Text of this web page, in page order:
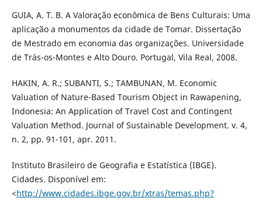
GUIA, A. T. B. A Valoração econômica de Bens Culturais: Uma
aplicação a monumentos da cidade de Tomar. Dissertação
de Mestrado em economia das organizações. Universidade
de Trás-os-Montes e Alto Douro. Portugal, Vila Real, 2008.
HAKIN, A. R.; SUBANTI, S.; TAMBUNAN, M. Economic
Valuation of Nature-Based Tourism Object in Rawapening,
Indonesia: An Application of Travel Cost and Contingent
Valuation Method. Journal of Sustainable Development. v. 4,
n. 2, pp. 91-101, apr. 2011.
Instituto Brasileiro de Geografia e Estatística (IBGE).
Cidades. Disponível em:
<http://www.cidades.ibge.gov.br/xtras/temas.php?